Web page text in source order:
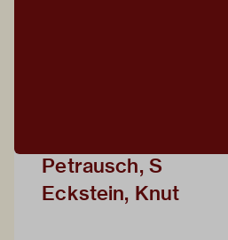
Petrausch, S
Eckstein, Knut